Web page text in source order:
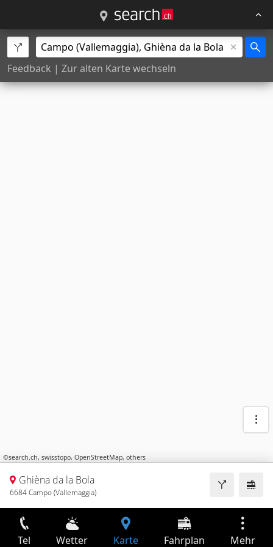
Feedback | Zur alten Karte wechseln
©search.ch, swisstopo, OpenStreetMap, others
Ghièna da la Bola
6684 Campo (Vallemaggia)
Tel Wetter Karte Fahrplan Mehr